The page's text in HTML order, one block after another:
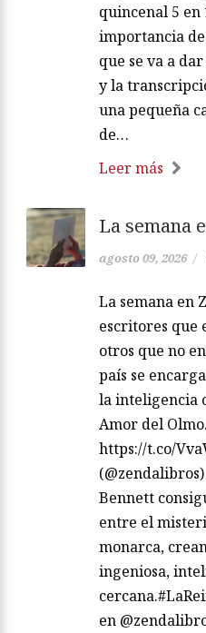
quincenal 5 en
importancia
que se va a
y la
una pequeña
de…
Leer más
La semana
agosto 09, 2026 /
La semana en
escritores que
otros que no
país se
la inteligencia
Amor del Olmo.
https://t.co/
(@zendalibros)
Bennett
entre el
monarca,
ingeniosa,
en